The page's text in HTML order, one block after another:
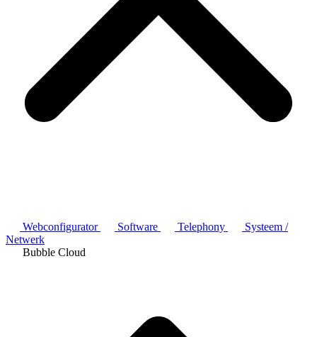
Webconfigurator Software Telephony
Systeem /
Netwerk
Bubble Cloud